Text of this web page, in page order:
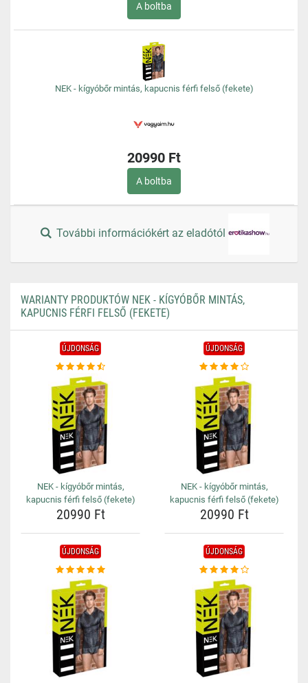
A boltba
NEK - kígyóbőr mintás, kapucnis férfi felső (fekete)
20990 Ft
A boltba
További információkért az eladótól
WARIANTY PRODUKTÓW NEK - KÍGYÓBŐR MINTÁS,
KAPUCNIS FÉRFI FELSŐ (FEKETE)
ÚJDONSÁG
NEK - kígyóbőr mintás,
kapucnis férfi felső (fekete)
20990 Ft
ÚJDONSÁG
NEK - kígyóbőr mintás,
kapucnis férfi felső (fekete)
20990 Ft
ÚJDONSÁG ÚJDONSÁG